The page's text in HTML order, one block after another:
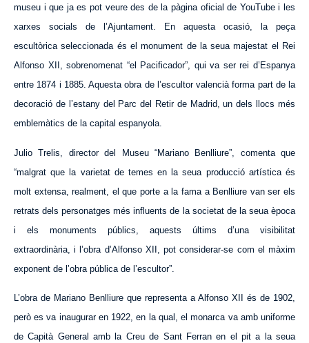
museu i que ja es pot veure des de la pàgina oficial de YouTube i les
xarxes socials de l’Ajuntament.
En aquesta ocasió, la peça
escultòrica seleccionada és el monument de la seua majestat el Rei
Alfonso XII, sobrenomenat “el Pacificador”, qui va ser rei d’Espanya
entre 1874 i 1885. Aquesta obra de l’escultor valencià forma part de la
decoració de l’estany del Parc del Retir de Madrid, un dels llocs més
emblemàtics de la capital espanyola.
Julio Trelis, director del Museu “Mariano Benlliure”, comenta que
“malgrat que la varietat de temes en la seua producció artística és
molt extensa, realment, el que porte a la fama a Benlliure van ser els
retrats dels personatges més influents de la societat de la seua època
i els monuments públics, aquests últims d’una visibilitat
extraordinària, i l’obra d’Alfonso XII, pot considerar-se com el màxim
exponent de l’obra pública de l’escultor”.
L’obra de Mariano Benlliure que representa a Alfonso XII és de 1902,
però es va inaugurar en 1922, en la qual, el monarca va amb uniforme
de Capità General amb la Creu de Sant Ferran en el pit a la seua